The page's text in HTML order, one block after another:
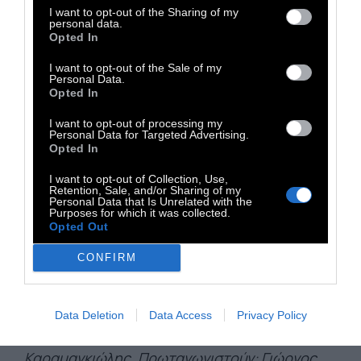
I want to opt-out of the Sharing of my
personal data.
Opted In
I want to opt-out of the Sale of my
Personal Data.
Opted In
I want to opt-out of processing my
Personal Data for Targeted Advertising.
Opted In
I want to opt-out of Collection, Use,
Retention, Sale, and/or Sharing of my
Personal Data that Is Unrelated with the
Purposes for which it was collected.
Opted Out
CONFIRM
Data Deletion Data Access Privacy Policy
πρεμιέρα στον σινεφίλ κινηματογράφο
Δαναό, τον Νοέμβριο του 2024.
Ανάμεσα στις σημαντικότερες στιγμές της
πορείας του «Άβελ»
Βραβείο Καλύτερης Ταινίας στο San
Francisco Greek Film Festival, καθώς και οι
Φεστιβάλ Κινηματογράφου Χανίων, όπου
τιμήθηκε με το Βραβείο Κοινού και το
Βραβείο Σεναρίου. Παράλληλα, η διεθνής του
διαδρομή συνεχίζεται με την προβολή του
στο πρόγραμμα «It’s Greek Short to Me» της
Hellenic Film Society στη Νέα Υόρκη.